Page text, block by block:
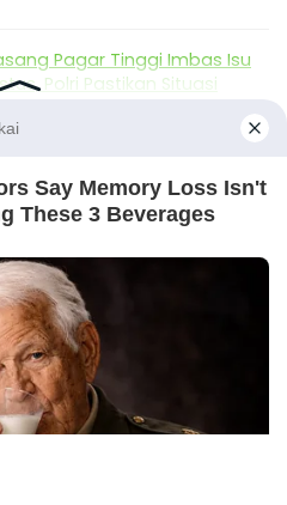
Pagar Tinggi Imbas Isu
Polri Pastikan Situasi
Berjejer di Monas Dikaitkan
2
Istri dan Bayi Demi
Sesama Jenis
2